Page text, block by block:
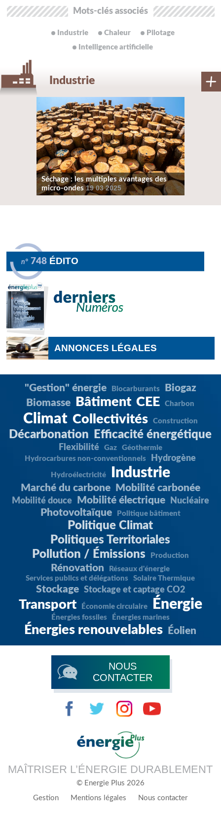
Mots-clés associés
Industrie Chaleur
Pilotage
Intelligence artificielle
Industrie
Séchage : les multiples avantages des
micro-ondes19 03 2025
n° 748 ÉDITO
ANNONCES LÉGALES
"Gestion" énergie Biocarburants
Biogaz
Biomasse
Bâtiment CEE Charbon
Climat Collectivités Construction
Décarbonation Efficacité énergétique
Flexibilité Gaz
Géothermie
Hydrocarbures non-conventionnels
Hydrogène
Hydroélectricité Industrie
Marché du carbone Mobilité carbonée
Mobilité douce Mobilité électrique Nucléaire
Photovoltaïque Politique bâtiment
Politique Climat
Politiques Territoriales
Pollution / Émissions
Production
Rénovation
Réseaux d'énergie
Services publics et délégations
Solaire Thermique
Stockage Stockage et captage CO2
Transport Économie circulaire Énergie
Énergies fossiles Énergies marines
Énergies renouvelables Éolien
NOUS
CONTACTER
MAÎTRISER L’ÉNERGIE DURABLEMENT
© Energie Plus 2026
Gestion Mentions légales Nous contacter